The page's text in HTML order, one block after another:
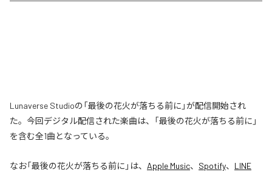
Lunaverse Studioの「最後の花火が落ちる前に」が配信開始され
た。今回デジタル配信された楽曲は、「最後の花火が落ちる前に」
を含む全1曲となっている。
なお「最後の花火が落ちる前に 」は、 Apple Music、 Spotify、 LINE